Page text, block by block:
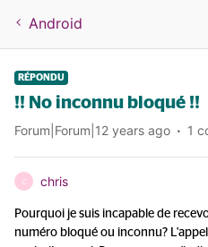
Android
RÉPONDU
!! No inconnu bloqué !!
Forum|Forum|12 years ago 1
C chris
Pourquoi je suis incapable de
numéro bloqué ou inconnu?